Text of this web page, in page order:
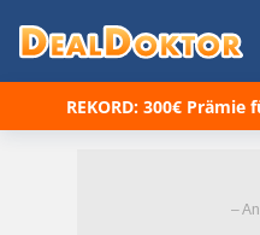
REKORD: 300€